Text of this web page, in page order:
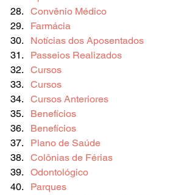
Convênio Médico
Farmácia
Notícias dos Aposentados
Passeios Realizados
Cursos
Cursos
Cursos Anteriores
Benefícios
Benefícios
Plano de Saúde
Colônias de Férias
Odontológico
Parques